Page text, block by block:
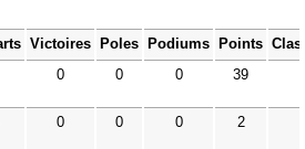
Victoires Poles Podiums Points
0 0 0 39
0 0 0 2